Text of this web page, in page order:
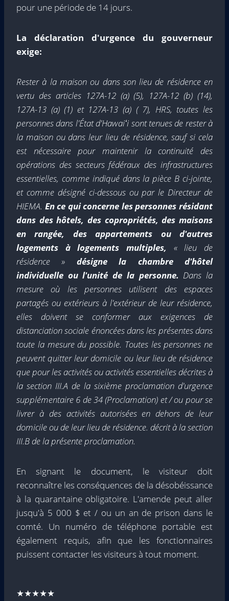
pour une période de 14 jours.
La déclaration d'urgence du gouverneur
exige:
Rester à la maison ou dans son lieu de résidence en
vertu des articles 127A-12 (a) (5), 127A-12 (b) (14),
127A-13 (a) (1) et 127A-13 (a) ( 7), HRS, toutes les
personnes dans l'État d'Hawaiʻi sont tenues de rester à
la maison ou dans leur lieu de résidence, sauf si cela
est nécessaire pour maintenir la continuité des
opérations des secteurs fédéraux des infrastructures
essentielles, comme indiqué dans la pièce B ci-jointe,
et comme désigné ci-dessous ou par le Directeur de
HIEMA. En ce qui concerne les personnes résidant
dans des hôtels, des copropriétés, des maisons
en rangée, des appartements ou d'autres
logements à logements multiples, « lieu de
résidence » désigne la chambre d'hôtel
individuelle ou l'unité de la personne. Dans la
mesure où les personnes utilisent des espaces
partagés ou extérieurs à l'extérieur de leur résidence,
elles doivent se conformer aux exigences de
distanciation sociale énoncées dans les présentes dans
toute la mesure du possible. Toutes les personnes ne
peuvent quitter leur domicile ou leur lieu de résidence
que pour les activités ou activités essentielles décrites à
la section III.A de la sixième proclamation d'urgence
supplémentaire 6 de 34 (Proclamation) et / ou pour se
livrer à des activités autorisées en dehors de leur
domicile ou de leur lieu de résidence. décrit à la section
III.B de la présente proclamation.
En signant le document, le visiteur doit
reconnaître les conséquences de la désobéissance
à la quarantaine obligatoire. L'amende peut aller
jusqu'à 5 000 $ et / ou un an de prison dans le
comté. Un numéro de téléphone portable est
également requis, afin que les fonctionnaires
puissent contacter les visiteurs à tout moment.
★★★★★